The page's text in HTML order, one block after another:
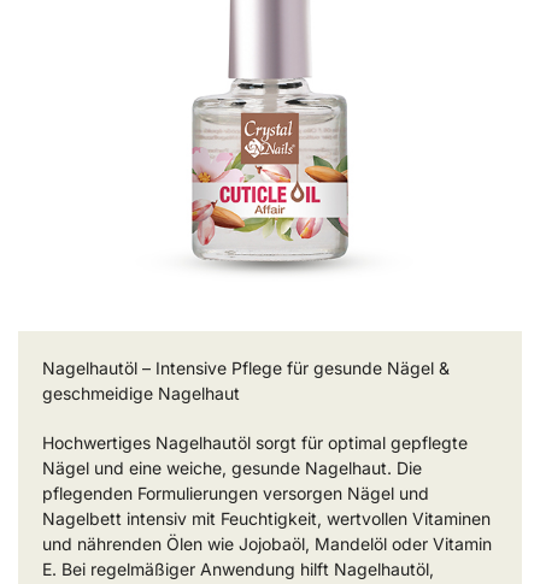
Nagelhautöl – Intensive Pflege für gesunde Nägel &
geschmeidige Nagelhaut
Hochwertiges Nagelhautöl sorgt für optimal gepflegte
Nägel und eine weiche, gesunde Nagelhaut. Die
pflegenden Formulierungen versorgen Nägel und
Nagelbett intensiv mit Feuchtigkeit, wertvollen Vitaminen
und nährenden Ölen wie Jojobaöl, Mandelöl oder Vitamin
E. Bei regelmäßiger Anwendung hilft Nagelhautöl,